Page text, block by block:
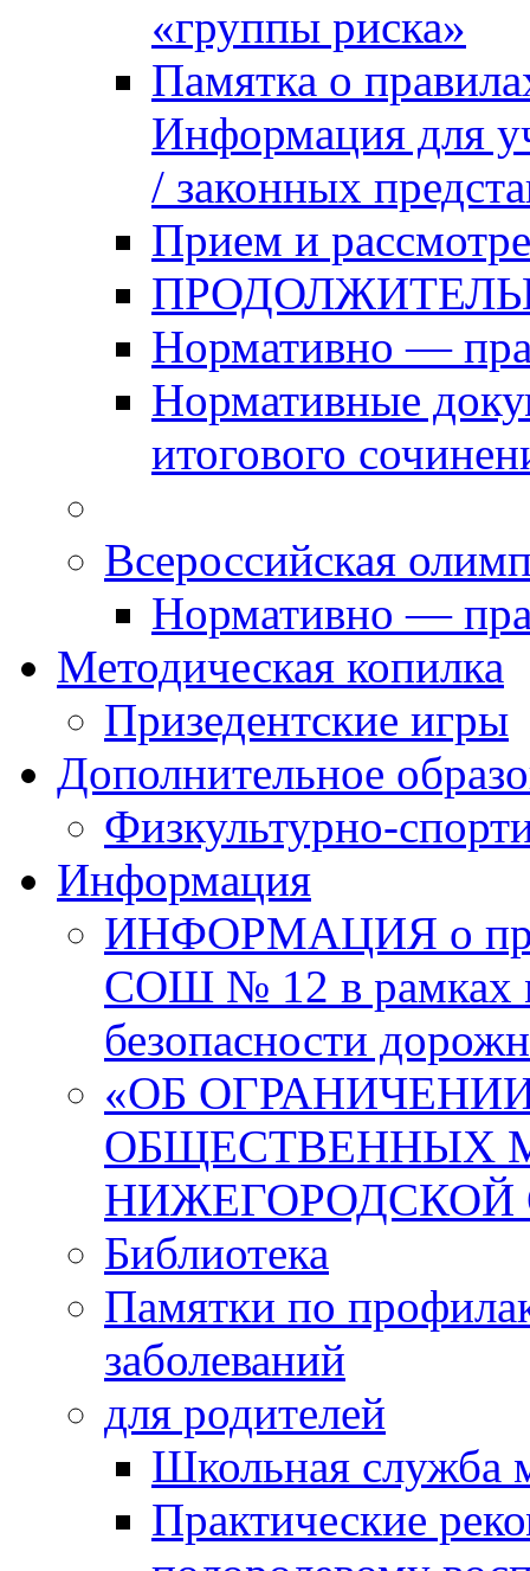
«группы риска»
Памятка о
Информация для
/ законных
Прием и
Нормативно —
Нормативные
итогового
Всероссийская
Нормативно —
Методическая копилка
Призедентские игры
Дополнительное
Физкультурно-
Информация
ИНФОРМАЦИЯ о
СОШ № 12 в рамках
безопасности
«ОБ
ОБЩЕСТВЕННЫХ
НИЖЕГОРОДСКОЙ
Библиотека
Памятки по
заболеваний
для родителей
Школьная служба
Практические